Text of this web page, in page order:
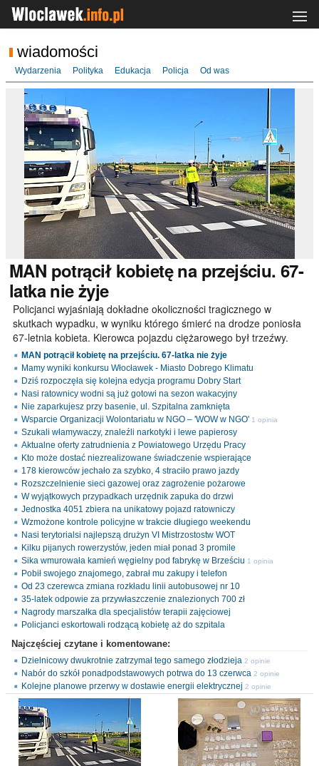
wiadomości
Wydarzenia Polityka Edukacja Policja Od was
MAN potrącił kobietę na przejściu. 67-
latka nie żyje
Policjanci wyjaśniają dokładne okoliczności tragicznego w
skutkach wypadku, w wyniku którego śmierć na drodze poniosła
67-letnia kobieta. Kierowca pojazdu ciężarowego był trzeźwy.
MAN potrącił kobietę na przejściu. 67-latka nie żyje
Mamy wyniki konkursu Włocławek - Miasto Dobrego Klimatu
Dziś rozpoczęła się kolejna edycja programu Dobry Start
Nasi ratownicy wodni są już gotowi na sezon wakacyjny
Nie zaparkujesz przy basenie, ul. Szpitalna zamknięta
Wsparcie Organizacji Wolontariatu w NGO – 'WOW w NGO' 1 opinia
Szukali włamywaczy, znaleźli narkotyki i lewe papierosy
Aktualne oferty zatrudnienia z Powiatowego Urzędu Pracy
Kto może dostać niezrealizowane świadczenie wspierające
178 kierowców jechało za szybko, 4 straciło prawo jazdy
Rozszczelnienie sieci gazowej oraz zagrożenie pożarowe
W wyjątkowych przypadkach urzędnik zapuka do drzwi
Jednostka 4051 zbiera na unikatowy pojazd ratowniczy
Wzmożone kontrole policyjne w trakcie długiego weekendu
Nasi terytorialsi najlepszą drużyn VI Mistrzostostw WOT
Kilku pijanych rowerzystów, jeden miał ponad 3 promile
Sika wmurowała kamień węgielny pod fabrykę w Brześciu 1 opinia
Pobił swojego znajomego, zabrał mu zakupy i telefon
Od 23 czerewca zmiana rozkładu linii autobusowej nr 10
35-latek odpowie za przywłaszczenie znalezionych 700 zł
Nagrody marszałka dla specjalistów terapii zajęciowej
Policjanci eskortowali rodzącą kobietę aż do szpitala
Najczęściej czytane i komentowane:
Dzielnicowy dwukrotnie zatrzymał tego samego złodzieja 2 opinie
Nabór do szkół ponadpodstawowych potrwa do 13 czerwca 2 opinie
Kolejne planowe przerwy w dostawie energii elektrycznej 2 opinie